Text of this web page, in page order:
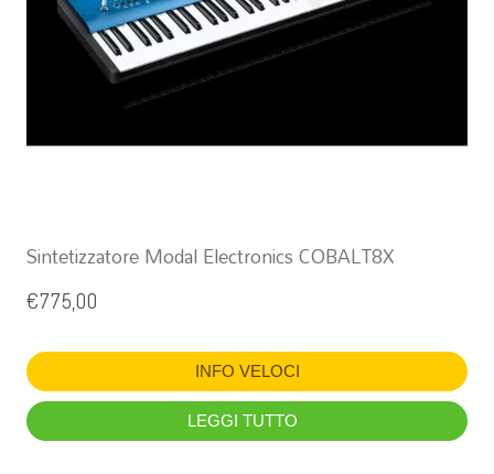
Sintetizzatore Modal Electronics COBALT8X
€775,00
INFO VELOCI
LEGGI TUTTO